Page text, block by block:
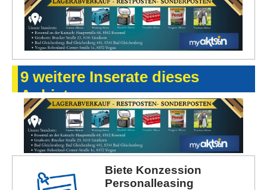
9 weitere Inserate dieses
Anbieters
Biete Konzession
Personalleasing